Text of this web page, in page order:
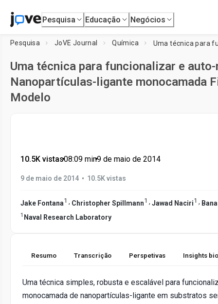
Pesquisa Educação Negócios
Pesquisa JoVE Journal Química
Uma técnica para funcionalizar e
Nanopartículas-ligante monocamada
Modelo
10.5K vistas•08:09 min•9 de maio de 2014
9 de maio de 2014 • 10.5K vistas
Jake Fontana1 , Christopher Spillmann1 , Jawad Naciri1 ,
1 Naval Research Laboratory
Resumo Transcrição Perspetivas Insights
Uma técnica simples, robusta e escalável para
monocamada de nanopartículas-ligante em substratos